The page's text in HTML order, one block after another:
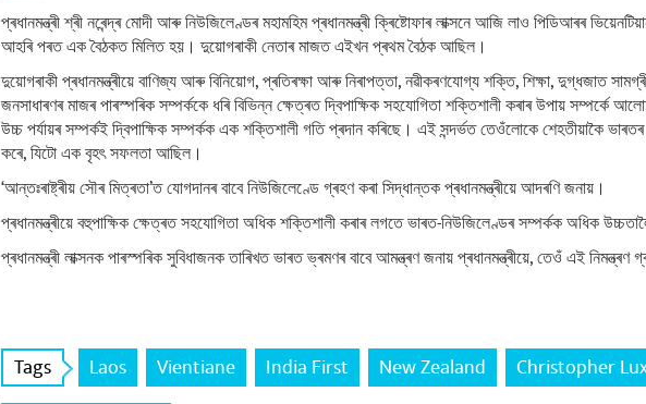
প্ৰধানমন্ত্ৰী শ্ৰী নৰেন্দ্ৰ মোদী আৰু নিউজিলেণ্ডৰ মহামহিম প্ৰধানমন্ত্ৰী ক্ৰিষ্টোফাৰ লাক্সনে আজি লাও পিডিআৰৰ
আহৰি পৰত এক বৈঠকত মিলিত হয়। দুয়োগৰাকী নেতাৰ মাজত এইখন প্ৰথম বৈঠক আছিল।
দুয়োগৰাকী প্ৰধানমন্ত্ৰীয়ে বাণিজ্য আৰু বিনিয়োগ, প্ৰতিৰক্ষা আৰু নিৰাপত্তা, নৱীকৰণযোগ্য শক্তি, শিক্ষা, দুগ্ধজাত
জনসাধাৰণৰ মাজৰ পাৰস্পৰিক সম্পৰ্ককে ধৰি বিভিন্ন ক্ষেত্ৰত দ্বিপাক্ষিক সহযোগিতা শক্তিশালী কৰাৰ উপায়
উচ্চ পৰ্যায়ৰ সম্পৰ্কই দ্বিপাক্ষিক সম্পৰ্কক এক শক্তিশালী গতি প্ৰদান কৰিছে। এই সন্দৰ্ভত তেওঁলোকে শেহতীয়াকৈ
কৰে, যিটো এক বৃহৎ সফলতা আছিল।
​‘আন্তঃৰাষ্ট্ৰীয় সৌৰ মিত্ৰতা’ত যোগদানৰ বাবে নিউজিলেণ্ডে গ্ৰহণ কৰা সিদ্ধান্তক প্ৰধানমন্ত্ৰীয়ে আদৰণি জনায়।
প্ৰধানমন্ত্ৰীয়ে বহুপাক্ষিক ক্ষেত্ৰত সহযোগিতা অধিক শক্তিশালী কৰাৰ লগতে ভাৰত-নিউজিলেণ্ডৰ সম্পৰ্কক অধিক
প্ৰধানমন্ত্ৰী লাক্সনক পাৰস্পৰিক সুবিধাজনক তাৰিখত ভাৰত ভ্ৰমণৰ বাবে আমন্ত্ৰণ জনায় প্ৰধানমন্ত্ৰীয়ে, তেওঁ এই নিমন্ত্ৰণ
Tags Laos Vientiane India First New Zealand Christopher